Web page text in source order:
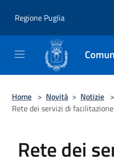
Regione Puglia
Home > Novità > Notizie >
Rete dei servizi di
Rete dei